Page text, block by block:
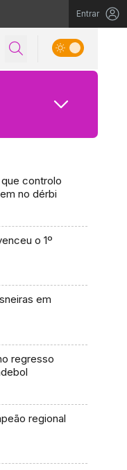
Entrar
controlo
no dérbi
o 1º
em
regresso
regional